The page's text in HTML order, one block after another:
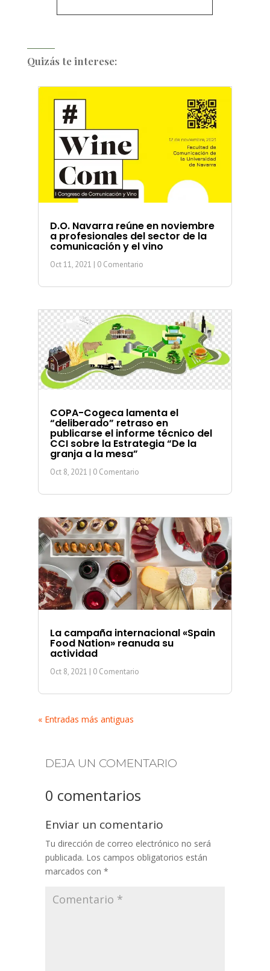
Quizás te interese:
D.O. Navarra reúne en noviembre
a profesionales del sector de la
comunicación y el vino
Oct 11, 2021 | 0 Comentario
COPA-Cogeca lamenta el
“deliberado” retraso en
publicarse el informe técnico del
CCI sobre la Estrategia “De la
granja a la mesa”
Oct 8, 2021 | 0 Comentario
La campaña internacional «Spain
Food Nation» reanuda su
actividad
Oct 8, 2021 | 0 Comentario
« Entradas más antiguas
DEJA UN COMENTARIO
0 comentarios
Enviar un comentario
Tu dirección de correo electrónico no será
publicada. Los campos obligatorios están
marcados con *